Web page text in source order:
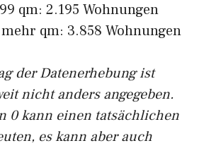
qm: 2.195 Wohnungen
qm: 3.858 Wohnungen
der Datenerhebung ist
nicht anders angegeben.
0 kann einen tatsächlichen
es kann aber auch